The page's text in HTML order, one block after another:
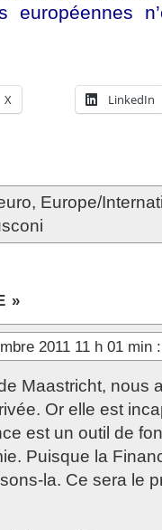
européennes
X
LinkedIn
, Europe/
»
2011 11 h 01 min :
Maastricht, nous
Or elle est
est un outil de
Puisque la
la. Ce sera le